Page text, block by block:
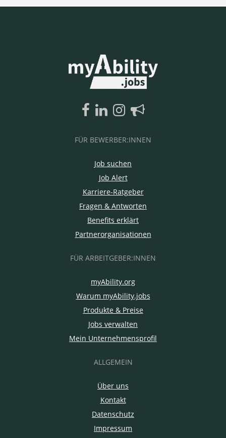
FÜR BEWERBER:INNEN
Job suchen
Job Alert
Karriere-Ratgeber
Fragen & Antworten
Benefits erklärt
Partnerorganisationen
FÜR ARBEITGEBER:INNEN
myAbility.org
Warum myAbility.jobs
Produkte & Preise
Jobs verwalten
Mein Unternehmensprofil
ALLGEMEIN
Über uns
Kontakt
Datenschutz
Impressum